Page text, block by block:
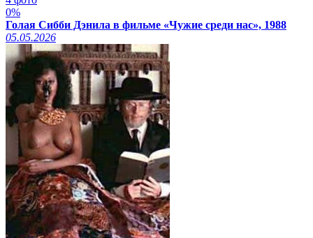
0%
Голая Сибби Дэнила в фильме «Чужие среди нас», 1988
05.05.2026